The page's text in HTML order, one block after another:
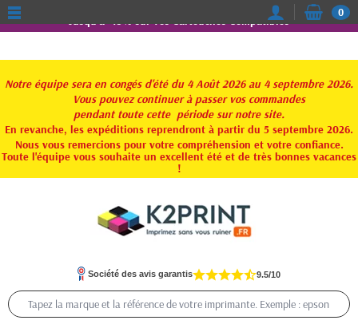
Jusqu'à -15% sur vos Cartouches Compatibles
Notre équipe sera en congés d'été du 4 Août 2026 au 4 septembre 2026.
Vous pouvez continuer à passer vos commandes
pendant toute cette période sur notre site.
En revanche, les expéditions reprendront à partir du 5 septembre 2026.
Nous vous remercions pour votre compréhension et votre confiance.
Toute l'équipe vous souhaite un excellent été et de très bonnes vacances
!
0
Société des avis garantis 9.5/10